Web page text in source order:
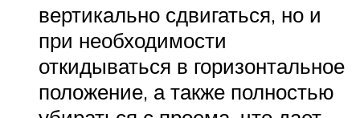
вертикально сдвигаться, но и
при необходимости
откидываться в горизонтальное
положение, а также полностью